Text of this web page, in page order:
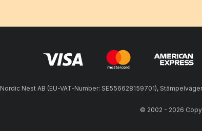
Nordic Nest AB (EU-VAT-Number: SE556628159701),
© 2002 - 2026